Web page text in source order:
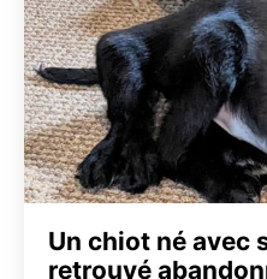
Un chiot né avec
retrouvé